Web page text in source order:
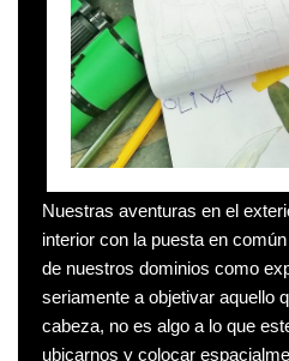
Nuestras aventuras en el
interior con la puesta en
de nuestros dominios como
seriamente a objetivar aquello
cabeza, no es algo a lo que
ubicarnos y colocar